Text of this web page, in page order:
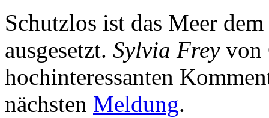
Schutzlos ist das Meer
ausgesetzt. Sylvia Freyvon
hochinteressanten
nächsten Meldung.